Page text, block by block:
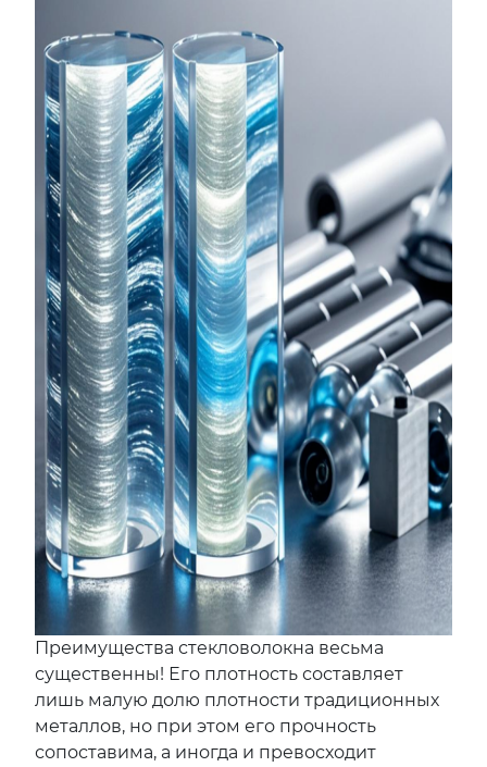
Преимущества стекловолокна весьма
существенны! Его плотность составляет
лишь малую долю плотности традиционных
металлов, но при этом его прочность
сопоставима, а иногда и превосходит